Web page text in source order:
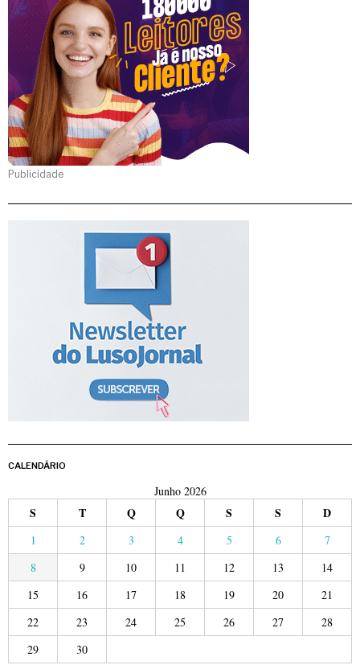
Publicidade
CALENDÁRIO
Junho 2026
S T Q Q S S D
1 2 3 4 5 6
7
8
9 10 11 12 13
14
15
16 17 18 19 20
21
22
23 24 25 26 27
28
29
30